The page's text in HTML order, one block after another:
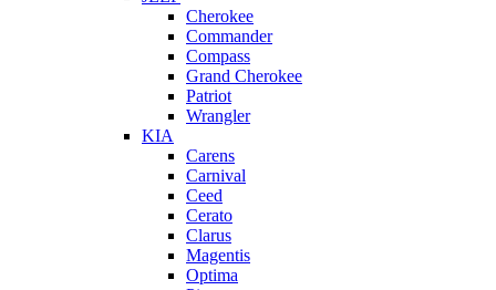
Cherokee
Commander
Compass
Grand Cherokee
Patriot
Wrangler
KIA
Carens
Carnival
Ceed
Cerato
Clarus
Magentis
Optima